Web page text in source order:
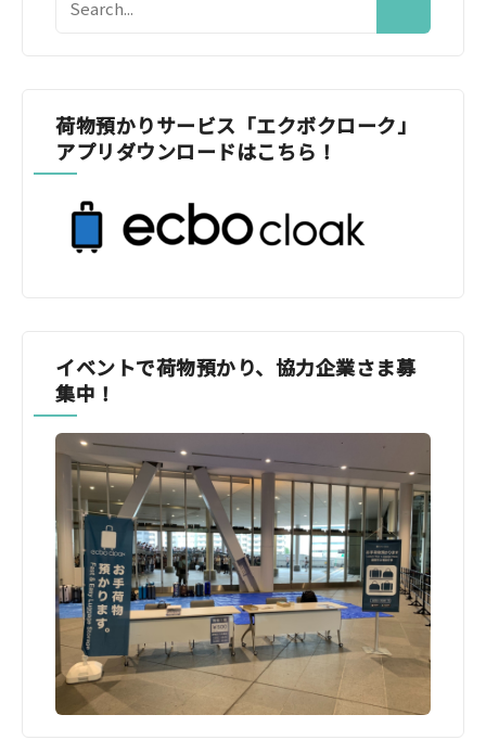
荷物預かりサービス「エクボクローク」
アプリダウンロードはこちら！
イベントで荷物預かり、協力企業さま募
集中！